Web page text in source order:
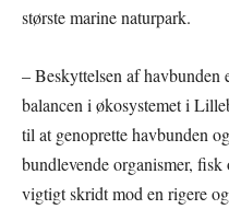
største marine naturpark.
– Beskyttelsen af havbunden
balancen i økosystemet i
til at genoprette havbunden
bundlevende organismer,
vigtigt skridt mod en rigere